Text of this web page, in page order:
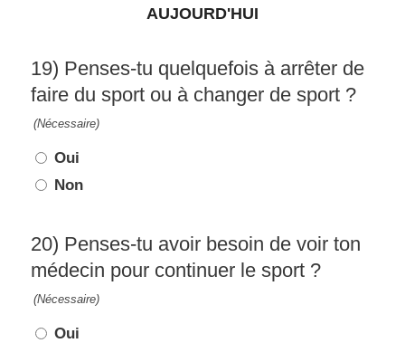
AUJOURD'HUI
19) Penses-tu quelquefois à arrêter de
faire du sport ou à changer de sport ?
(Nécessaire)
Oui
Non
20) Penses-tu avoir besoin de voir ton
médecin pour continuer le sport ?
(Nécessaire)
Oui